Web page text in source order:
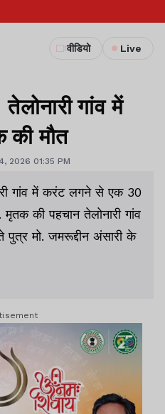
वीडियो Live
गांव में
मौत
2026 01:35 PM
गांव में करंट लगने से एक 30
मृतक की पहचान तेलोनारी गांव
मो. जमरूद्दीन अंसारी के